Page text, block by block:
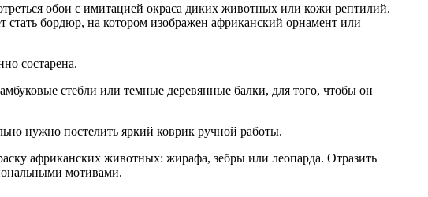
обои с имитацией окраса диких животных или кожи рептилий.
бордюр, на котором изображен африканский орнамент или
состарена.
стебли или темные деревянные балки, для того, чтобы он
нужно постелить яркий коврик ручной работы.
африканских животных: жирафа, зебры или леопарда. Отразить
мотивами.